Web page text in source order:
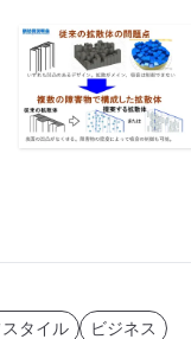
タイル ビジネス